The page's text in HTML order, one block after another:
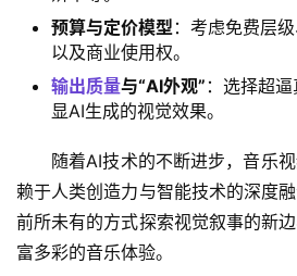
预算与定价模型 ：考虑免费层
以及商业使用权。
输出质量与“AI外观” ：选择超
显AI生成的视觉效果。
随着AI技术的不断进步，音乐
赖于人类创造力与智能技术的深度
前所未有的方式探索视觉叙事的新
富多彩的音乐体验。